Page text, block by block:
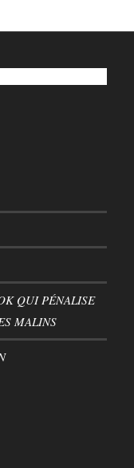
QUI PÉNALISE
MALINS